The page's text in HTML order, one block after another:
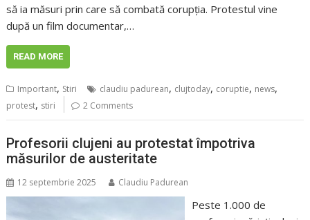
să ia măsuri prin care să combată corupția. Protestul vine
după un film documentar,…
READ MORE
Important, Stiri claudiu padurean, clujtoday, coruptie, news,
protest, stiri 2 Comments
Profesorii clujeni au protestat împotriva
măsurilor de austeritate
12 septembrie 2025 Claudiu Padurean
Peste 1.000 de